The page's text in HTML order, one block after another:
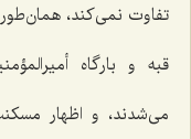
تفاوت نمی‌كند، همان‌طور
قبه و بارگاه
می‌شدند، و اظهار